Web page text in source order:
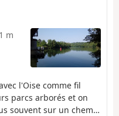
m
l'Oise comme fil
parcs arborés et on
souvent sur un chemin